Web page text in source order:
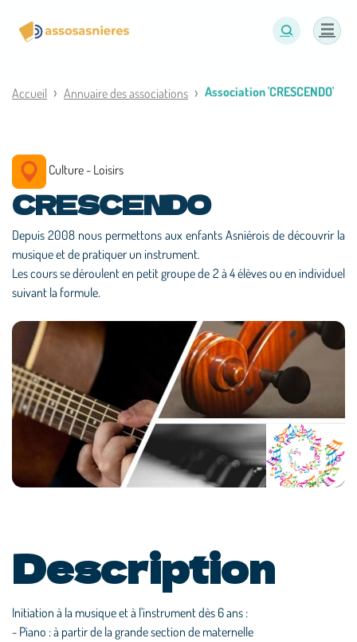
Accueil Annuaire des associations Association 'CRESCENDO'
Culture - Loisirs
CRESCENDO
Depuis 2008 nous permettons aux enfants Asniérois de découvrir la
musique et de pratiquer un instrument.
Les cours se déroulent en petit groupe de 2 à 4 élèves ou en individuel
suivant la formule.
Description
Initiation à la musique et à l'instrument dès 6 ans :
- Piano : à partir de la grande section de maternelle